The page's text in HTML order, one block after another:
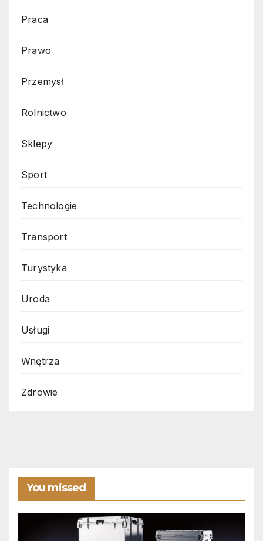
Praca
Prawo
Przemysł
Rolnictwo
Sklepy
Sport
Technologie
Transport
Turystyka
Uroda
Usługi
Wnętrza
Zdrowie
You missed